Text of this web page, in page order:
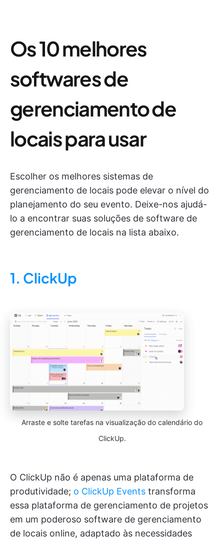
Os 10 melhores
softwares de
gerenciamento de
locais para usar
Escolher os melhores sistemas de
gerenciamento de locais pode elevar o nível do
planejamento do seu evento. Deixe-nos ajudá-
lo a encontrar suas soluções de software de
gerenciamento de locais na lista abaixo.
1. ClickUp
Arraste e solte tarefas na visualização do calendário do
ClickUp.
O ClickUp não é apenas uma plataforma de
produtividade; o ClickUp Events transforma
essa plataforma de gerenciamento de projetos
em um poderoso software de gerenciamento
de locais online, adaptado às necessidades